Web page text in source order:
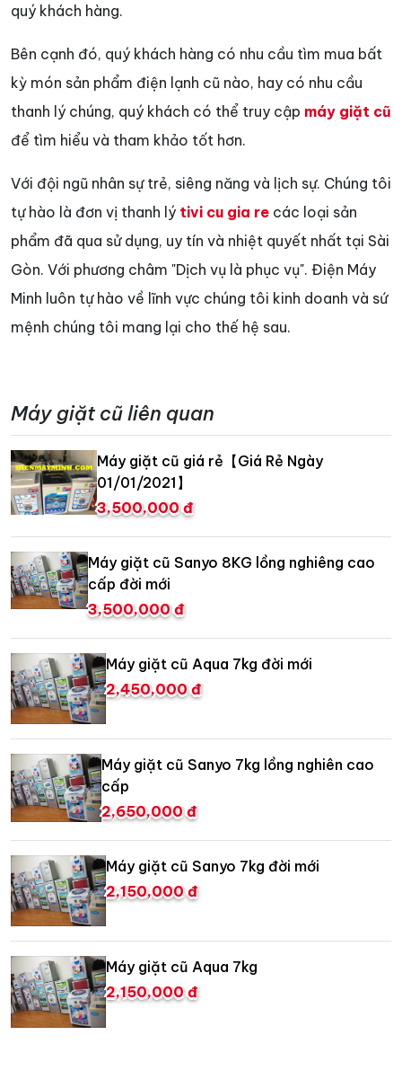
quý khách hàng.
Bên cạnh đó, quý khách hàng có nhu cầu tìm mua bất
kỳ món sản phẩm điện lạnh cũ nào, hay có nhu cầu
thanh lý chúng, quý khách có thể truy cập máy giặt cũ
để tìm hiểu và tham khảo tốt hơn.
Với đội ngũ nhân sự trẻ, siêng năng và lịch sự. Chúng tôi
tự hào là đơn vị thanh lý tivi cu gia re các loại sản
phẩm đã qua sử dụng, uy tín và nhiệt quyết nhất tại Sài
Gòn. Với phương châm "Dịch vụ là phục vụ". Điện Máy
Minh luôn tự hào về lĩnh vực chúng tôi kinh doanh và sứ
mệnh chúng tôi mang lại cho thế hệ sau.
Máy giặt cũ liên quan
Máy giặt cũ giá rẻ【Giá Rẻ Ngày
01/01/2021】
3,500,000 đ
Máy giặt cũ Sanyo 8KG lồng nghiêng cao
cấp đời mới
3,500,000 đ
Máy giặt cũ Aqua 7kg đời mới
2,450,000 đ
Máy giặt cũ Sanyo 7kg lồng nghiên cao
cấp
2,650,000 đ
Máy giặt cũ Sanyo 7kg đời mới
2,150,000 đ
Máy giặt cũ Aqua 7kg
2,150,000 đ